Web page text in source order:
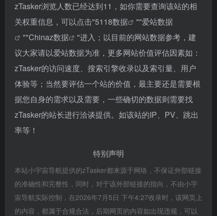
zTasker浏览人数已经达到11，如你需要查询该站的相
关权重信息，可以点击"5118数据 ""爱站数据
""Chinaz数据
"进入；以目前的网站数据参考，建
议大家请以爱站数据为准，更多网站价值评估因素如：
zTasker的访问速度、搜索引擎收录以及索引量、用户
体验等；当然要评估一个站的价值，最主要还是需要根
据您自身的需求以及需要，一些确切的数据则需要找
zTasker的站长进行洽谈提供。如该站的IP、PV、跳出
率等！
特别声明
本站小宇宙导航提供的zTasker都来源于网络，不保证外部链接
的准确性和完整性，同时，对于该外部链接的指向，不由小宇
宙导航实际控制，在2026年7月5日 下午4:27收录时，该网页上
的内容，都属于合规合法，后期网页的内容如出现违规，可以